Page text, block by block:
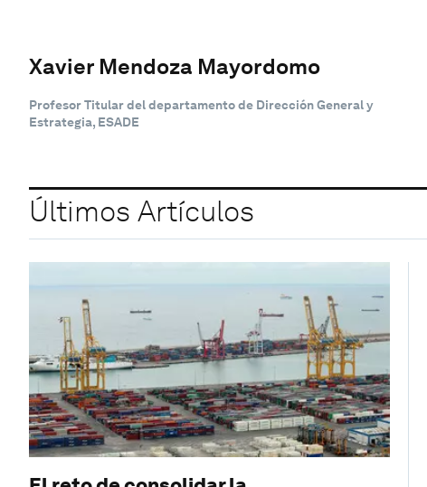
Xavier Mendoza Mayordomo
Profesor Titular del departamento de Dirección General y
Estrategia, ESADE
Últimos Artículos